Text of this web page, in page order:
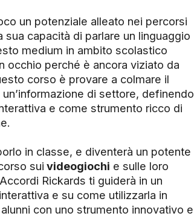
un potenziale alleato nei percorsi
capacità di parlare un linguaggio
medium in ambito scolastico
occhio perché è ancora viziato da
corso è provare a colmare il
di settore, definendo
e come strumento ricco di
in classe, e diventerà un potente
sui videogiochi e sulle loro
Rickards ti guiderà in un
e su come utilizzarla in
con uno strumento innovativo e